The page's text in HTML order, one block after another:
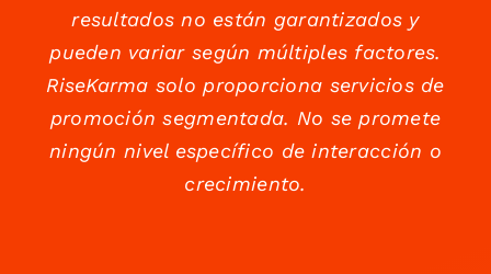
resultados no están garantizados y
pueden variar según múltiples factores.
RiseKarma solo proporciona servicios de
promoción segmentada. No se promete
ningún nivel específico de interacción o
crecimiento.